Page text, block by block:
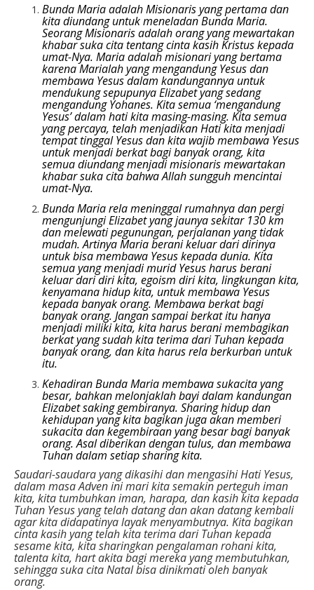
Bunda Maria adalah Misionaris yang pertama dan
kita diundang untuk meneladan Bunda Maria.
Seorang Misionaris adalah orang yang mewartakan
khabar suka cita tentang cinta kasih Kristus kepada
umat-Nya. Maria adalah misionari yang bertama
karena Marialah yang mengandung Yesus dan
membawa Yesus dalam kandungannya untuk
mendukung sepupunya Elizabet yang sedang
mengandung Yohanes. Kita semua ‘mengandung
Yesus’ dalam hati kita masing-masing. Kita semua
yang percaya, telah menjadikan Hati kita menjadi
tempat tinggal Yesus dan kita wajib membawa Yesus
untuk menjadi berkat bagi banyak orang, kita
semua diundang menjadi misionaris mewartakan
khabar suka cita bahwa Allah sungguh mencintai
umat-Nya.
Bunda Maria rela meninggal rumahnya dan pergi
mengunjungi Elizabet yang jaunya sekitar 130 km
dan melewati pegunungan, perjalanan yang tidak
mudah. Artinya Maria berani keluar dari dirinya
untuk bisa membawa Yesus kepada dunia. Kita
semua yang menjadi murid Yesus harus berani
keluar dari diri kita, egoism diri kita, lingkungan kita,
kenyamana hidup kita, untuk membawa Yesus
kepada banyak orang. Membawa berkat bagi
banyak orang. Jangan sampai berkat itu hanya
menjadi miliki kita, kita harus berani membagikan
berkat yang sudah kita terima dari Tuhan kepada
banyak orang, dan kita harus rela berkurban untuk
itu.
Kehadiran Bunda Maria membawa sukacita yang
besar, bahkan melonjaklah bayi dalam kandungan
Elizabet saking gembiranya. Sharing hidup dan
kehidupan yang kita bagikan juga akan memberi
sukacita dan kegembiraan yang besar bagi banyak
orang. Asal diberikan dengan tulus, dan membawa
Tuhan dalam setiap sharing kita.
Saudari-saudara yang dikasihi dan mengasihi Hati Yesus,
dalam masa Adven ini mari kita semakin perteguh iman
kita, kita tumbuhkan iman, harapa, dan kasih kita kepada
Tuhan Yesus yang telah datang dan akan datang kembali
agar kita didapatinya layak menyambutnya. Kita bagikan
cinta kasih yang telah kita terima dari Tuhan kepada
sesame kita, kita sharingkan pengalaman rohani kita,
talenta kita, hart akita bagi mereka yang membutuhkan,
sehingga suka cita Natal bisa dinikmati oleh banyak
orang.